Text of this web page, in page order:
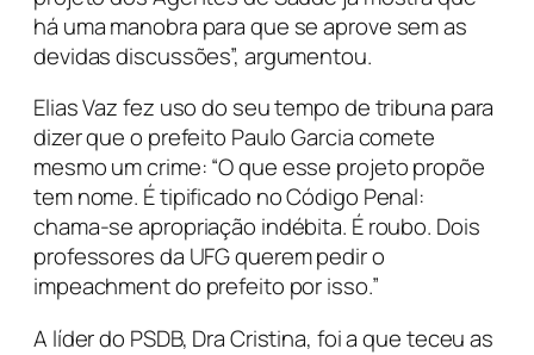
há uma manobra para que se aprove sem as
devidas discussões”, argumentou.
Elias Vaz fez uso do seu tempo de tribuna para
dizer que o prefeito Paulo Garcia comete
mesmo um crime: “O que esse projeto propõe
tem nome. É tipificado no Código Penal:
chama-se apropriação indébita. É roubo. Dois
professores da UFG querem pedir o
impeachment do prefeito por isso.”
A líder do PSDB, Dra Cristina, foi a que teceu as